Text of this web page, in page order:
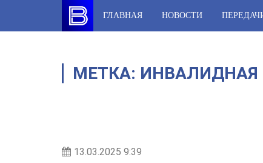
content
ГЛАВНАЯ НОВОСТИ
МЕТКА: ИНВАЛИДНАЯ
13.03.2025 9:39